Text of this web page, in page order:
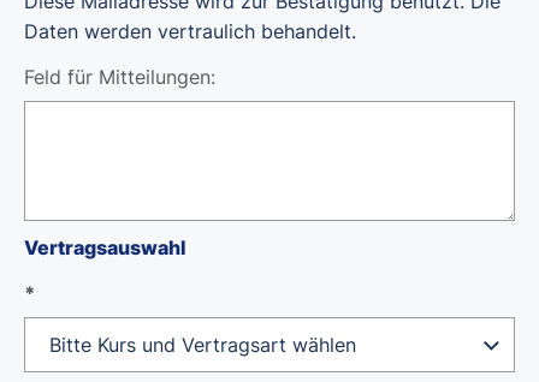
Daten werden vertraulich behandelt.
Feld für Mitteilungen:
Vertragsauswahl
*